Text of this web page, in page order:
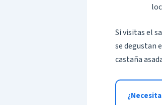
Si visitas el
se degustan
castaña